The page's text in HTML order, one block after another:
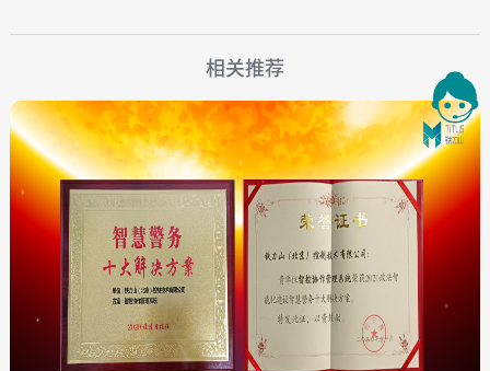
相关推荐